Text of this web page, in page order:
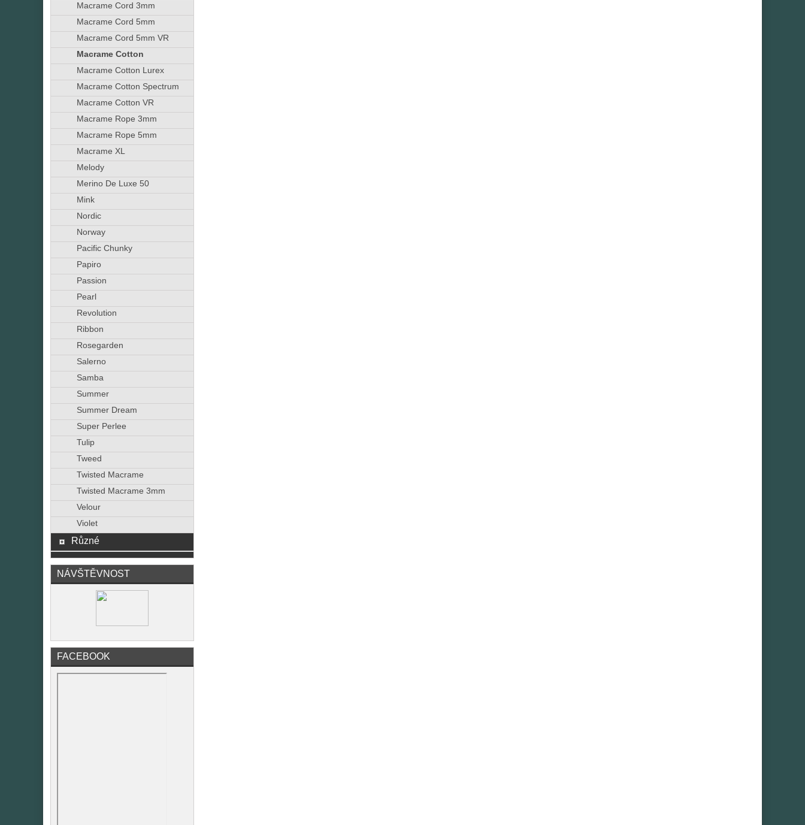
Macrame Cord 3mm
Macrame Cord 5mm
Macrame Cord 5mm VR
Macrame Cotton
Macrame Cotton Lurex
Macrame Cotton Spectrum
Macrame Cotton VR
Macrame Rope 3mm
Macrame Rope 5mm
Macrame XL
Melody
Merino De Luxe 50
Mink
Nordic
Norway
Pacific Chunky
Papiro
Passion
Pearl
Revolution
Ribbon
Rosegarden
Salerno
Samba
Summer
Summer Dream
Super Perlee
Tulip
Tweed
Twisted Macrame
Twisted Macrame 3mm
Velour
Violet
Různé
NÁVŠTĚVNOST
FACEBOOK